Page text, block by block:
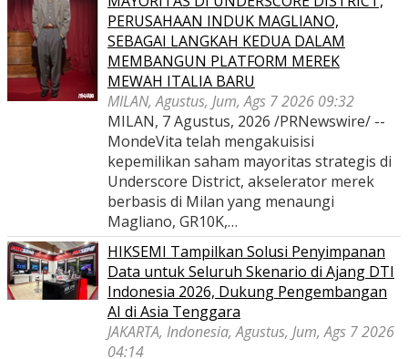
PERUSAHAAN INDUK MAGLIANO,
SEBAGAI LANGKAH KEDUA DALAM
MEMBANGUN PLATFORM MEREK
MEWAH ITALIA BARU
MILAN, Agustus, Jum, Ags 7 2026 09:32
MILAN, 7 Agustus, 2026 /PRNewswire/ --
MondeVita telah mengakuisisi
kepemilikan saham mayoritas strategis di
Underscore District, akselerator merek
berbasis di Milan yang menaungi
Magliano, GR10K,…
HIKSEMI Tampilkan Solusi Penyimpanan
Data untuk Seluruh Skenario di Ajang DTI
Indonesia 2026, Dukung Pengembangan
AI di Asia Tenggara
JAKARTA, Indonesia, Agustus, Jum, Ags 7 2026
04:14